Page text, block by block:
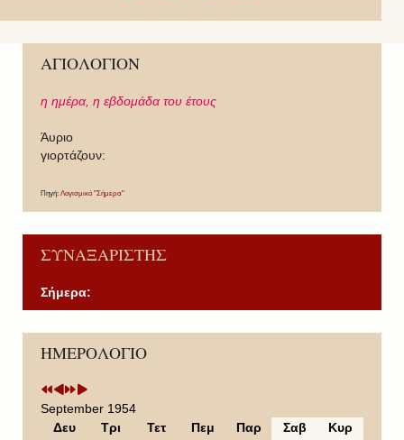
ΑΓΙΟΛΟΓΙΟΝ
η ημέρα, η εβδομάδα του έτους
Άυριο
γιορτάζουν:
Πηγή: Λογισμικό "Σήμερα"
ΣΥΝΑΞΑΡΙΣΤΗΣ
Σήμερα:
ΗΜΕΡΟΛΟΓΙΟ
P
r
v
i
P
r
v
i
o
N
e
t
Y
e
N
e
t
M
September 1954
Δευ
Τρι Τετ Πεμ Παρ Σαβ
Κυρ